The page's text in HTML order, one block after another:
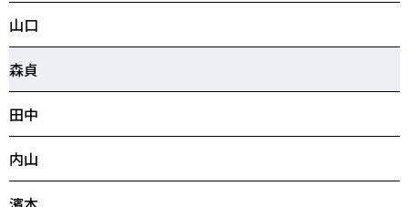
山口
森貞
田中
内山